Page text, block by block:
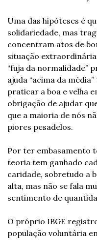
Uma das hipóteses é
solidariedade, mas
concentram atos de
situação
“fuja da normalidade”
ajuda “acima da
praticar a boa e velha
obrigação de ajudar
que a maioria de nós
piores pesadelos.
Por ter embasamento
teoria tem ganhado
caridade, sobretudo a
alta, mas não se fala
sentimento de
O próprio IBGE
população voluntária